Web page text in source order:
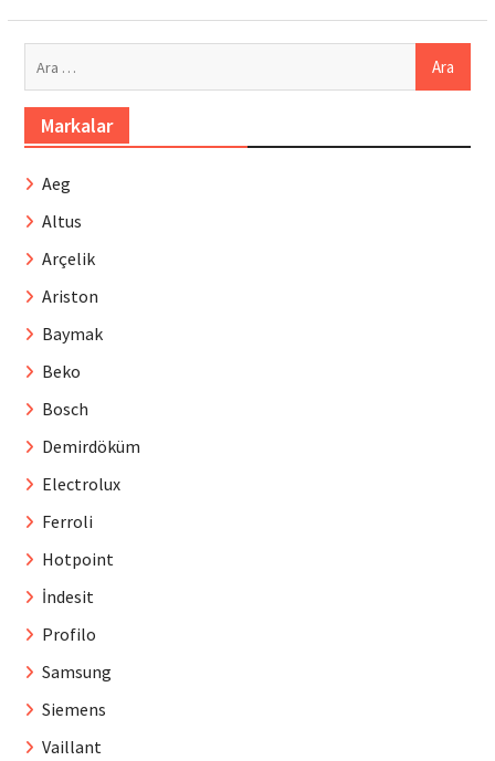
Markalar
Aeg
Altus
Arçelik
Ariston
Baymak
Beko
Bosch
Demirdöküm
Electrolux
Ferroli
Hotpoint
İndesit
Profilo
Samsung
Siemens
Vaillant